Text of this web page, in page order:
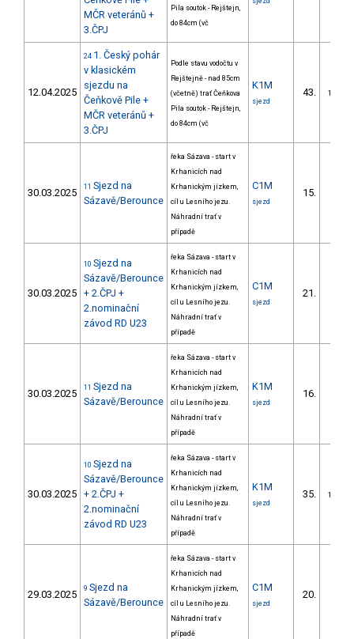
MČR veteránů +
3.ČPJ
Pila soutok - Rejštejn,
do 84cm (vč
12.04.2025
24 1. Český pohár
v klasickém
sjezdu na
Čeňkově Pile +
MČR veteránů +
3.ČPJ
Podle stavu vodočtu v
Rejštejně - nad 85cm
(včetně) trať Čeňkova
Pila soutok - Rejštejn,
do 84cm (vč
K1M
sjezd
43. 10/DM
30.03.2025 11 Sjezd na
Sázavě/Berounce
řeka Sázava - start v
Krhanicích nad
Krhanickým jízkem,
cíl u Lesního jezu.
Náhradní trať v
případě
C1M
sjezd
15.
30.03.2025
10 Sjezd na
Sázavě/Berounce
+ 2.ČPJ +
2.nominační
závod RD U23
řeka Sázava - start v
Krhanicích nad
Krhanickým jízkem,
cíl u Lesního jezu.
Náhradní trať v
případě
C1M
sjezd
21.
30.03.2025 11 Sjezd na
Sázavě/Berounce
řeka Sázava - start v
Krhanicích nad
Krhanickým jízkem,
cíl u Lesního jezu.
Náhradní trať v
případě
K1M
sjezd
16.
30.03.2025
10 Sjezd na
Sázavě/Berounce
+ 2.ČPJ +
2.nominační
závod RD U23
řeka Sázava - start v
Krhanicích nad
Krhanickým jízkem,
cíl u Lesního jezu.
Náhradní trať v
případě
K1M
sjezd
35. 12/DM
29.03.2025 9 Sjezd na
Sázavě/Berounce
řeka Sázava - start v
Krhanicích nad
Krhanickým jízkem,
cíl u Lesního jezu.
Náhradní trať v
případě
C1M
sjezd
20.